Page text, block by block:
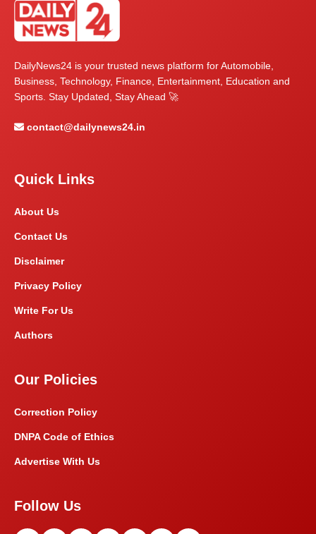
DailyNews24 is your trusted news platform for Automobile,
Business, Technology, Finance, Entertainment, Education and
Sports. Stay Updated, Stay Ahead 🚀
contact@dailynews24.in
Quick Links
About Us
Contact Us
Disclaimer
Privacy Policy
Write For Us
Authors
Our Policies
Correction Policy
DNPA Code of Ethics
Advertise With Us
Follow Us